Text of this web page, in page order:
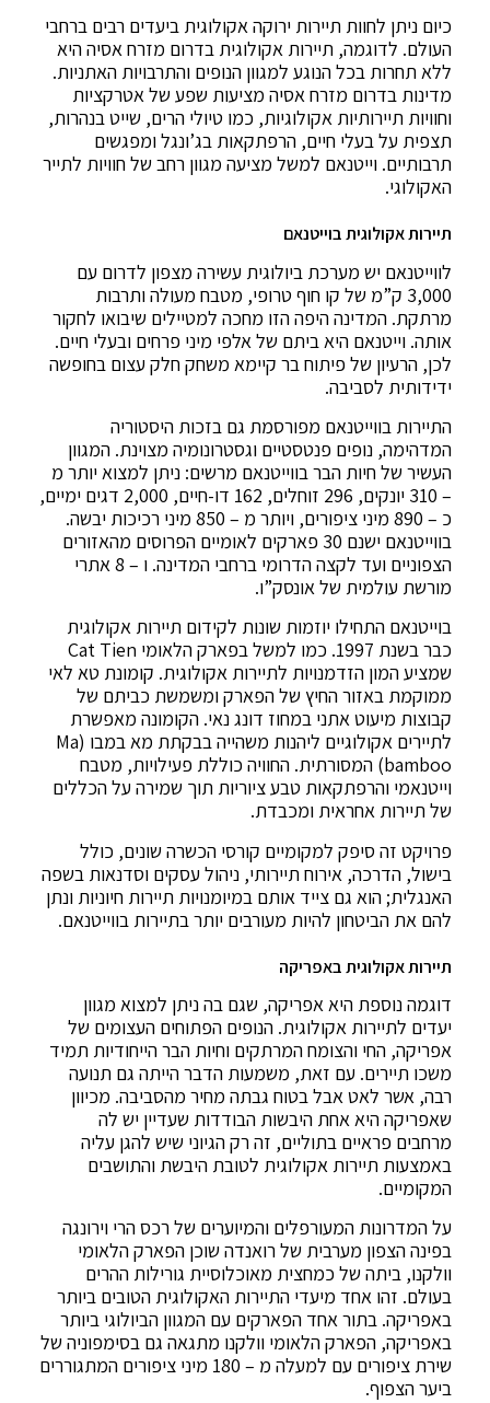
כיום ניתן לחוות תיירות ירוקה אקולוגית ביעדים רבים ברחבי
העולם. לדוגמה, תיירות אקולוגית בדרום מזרח אסיה היא
ללא תחרות בכל הנוגע למגוון הנופים והתרבויות האתניות.
מדינות בדרום מזרח אסיה מציעות שפע של אטרקציות
וחוויות תיירותיות אקולוגיות, כמו טיולי הרים, שייט בנהרות,
תצפית על בעלי חיים, הרפתקאות בג’ונגל ומפגשים
תרבותיים. וייטנאם למשל מציעה מגוון רחב של חוויות לתייר
האקולוגי.
תיירות אקולוגית בוייטנאם
לווייטנאם יש מערכת ביולוגית עשירה מצפון לדרום עם
3,000 ק”מ של קו חוף טרופי, מטבח מעולה ותרבות
מרתקת. המדינה היפה הזו מחכה למטיילים שיבואו לחקור
אותה. וייטנאם היא ביתם של אלפי מיני פרחים ובעלי חיים.
לכן, הרעיון של פיתוח בר קיימא משחק חלק עצום בחופשה
ידידותית לסביבה.
התיירות בווייטנאם מפורסמת גם בזכות היסטוריה
המדהימה, נופים פנטסטיים וגסטרונומיה מצוינת. המגוון
העשיר של חיות הבר בווייטנאם מרשים: ניתן למצוא יותר מ
– 310 יונקים, 296 זוחלים, 162 דו-חיים, 2,000 דגים ימיים,
כ – 890 מיני ציפורים, ויותר מ – 850 מיני רכיכות יבשה.
בווייטנאם ישנם 30 פארקים לאומיים הפרוסים מהאזורים
הצפוניים ועד לקצה הדרומי ברחבי המדינה. ו – 8 אתרי
מורשת עולמית של אונסק”ו.
בוייטנאם התחילו יוזמות שונות לקידום תיירות אקולוגית
כבר בשנת 1997. כמו למשל בפארק הלאומי Cat Tien
שמציע המון הזדמנויות לתיירות אקולוגית. קומונת טא לאי
ממוקמת באזור החיץ של הפארק ומשמשת כביתם של
קבוצות מיעוט אתני במחוז דונג נאי. הקומונה מאפשרת
לתיירים אקולוגיים ליהנות משהייה בבקתת מא במבו (Ma
bamboo) המסורתית. החוויה כוללת פעילויות, מטבח
וייטנאמי והרפתקאות טבע ציוריות תוך שמירה על הכללים
של תיירות אחראית ומכבדת.
פרויקט זה סיפק למקומיים קורסי הכשרה שונים, כולל
בישול, הדרכה, אירוח תיירותי, ניהול עסקים וסדנאות בשפה
האנגלית; הוא גם צייד אותם במיומנויות תיירות חיוניות ונתן
להם את הביטחון להיות מעורבים יותר בתיירות בווייטנאם.
תיירות אקולוגית באפריקה
דוגמה נוספת היא אפריקה, שגם בה ניתן למצוא מגוון
יעדים לתיירות אקולוגית. הנופים הפתוחים העצומים של
אפריקה, החי והצומח המרתקים וחיות הבר הייחודיות תמיד
משכו תיירים. עם זאת, משמעות הדבר הייתה גם תנועה
רבה, אשר לאט אבל בטוח גבתה מחיר מהסביבה. מכיוון
שאפריקה היא אחת היבשות הבודדות שעדיין יש לה
מרחבים פראיים בתוליים, זה רק הגיוני שיש להגן עליה
באמצעות תיירות אקולוגית לטובת היבשת והתושבים
המקומיים.
על המדרונות המעורפלים והמיוערים של רכס הרי וירונגה
בפינה הצפון מערבית של רואנדה שוכן הפארק הלאומי
וולקנו, ביתה של כמחצית מאוכלוסיית גורילות ההרים
בעולם. זהו אחד מיעדי התיירות האקולוגית הטובים ביותר
באפריקה. בתור אחד הפארקים עם המגוון הביולוגי ביותר
באפריקה, הפארק הלאומי וולקנו מתגאה גם בסימפוניה של
שירת ציפורים עם למעלה מ – 180 מיני ציפורים המתגוררים
ביער הצפוף.